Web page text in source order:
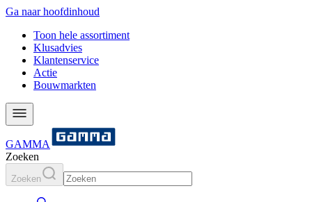
Ga naar hoofdinhoud
Toon hele assortiment
Klusadvies
Klantenservice
Actie
Bouwmarkten
GAMMA
Zoeken
Zoeken